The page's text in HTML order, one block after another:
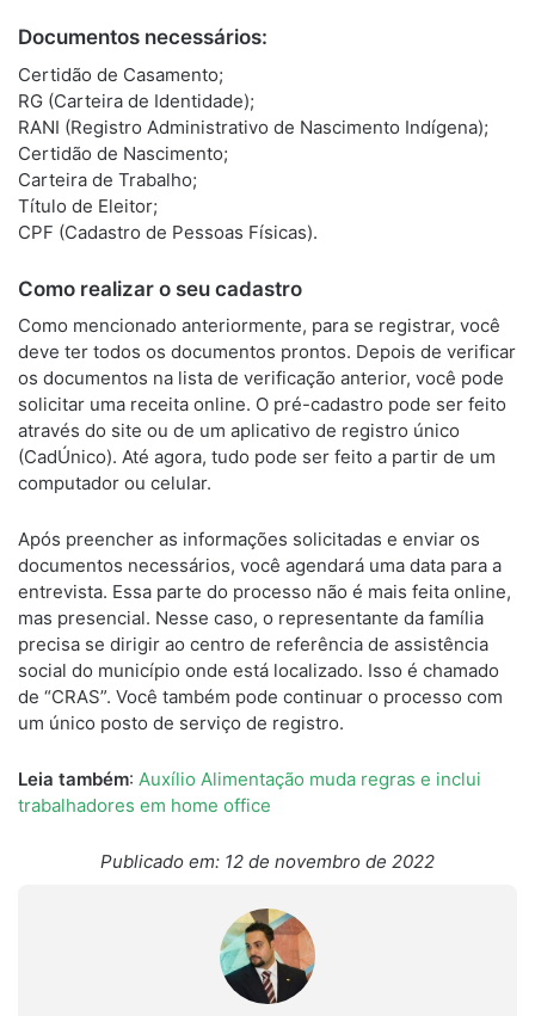
Documentos necessários:
Certidão de Casamento;
RG (Carteira de Identidade);
RANI (Registro Administrativo de Nascimento Indígena);
Certidão de Nascimento;
Carteira de Trabalho;
Título de Eleitor;
CPF (Cadastro de Pessoas Físicas).
Como realizar o seu cadastro
Como mencionado anteriormente, para se registrar, você
deve ter todos os documentos prontos. Depois de verificar
os documentos na lista de verificação anterior, você pode
solicitar uma receita online. O pré-cadastro pode ser feito
através do site ou de um aplicativo de registro único
(CadÚnico). Até agora, tudo pode ser feito a partir de um
computador ou celular.
Após preencher as informações solicitadas e enviar os
documentos necessários, você agendará uma data para a
entrevista. Essa parte do processo não é mais feita online,
mas presencial. Nesse caso, o representante da família
precisa se dirigir ao centro de referência de assistência
social do município onde está localizado. Isso é chamado
de “CRAS”. Você também pode continuar o processo com
um único posto de serviço de registro.
Leia também: Auxílio Alimentação muda regras e inclui
trabalhadores em home office
Publicado em: 12 de novembro de 2022